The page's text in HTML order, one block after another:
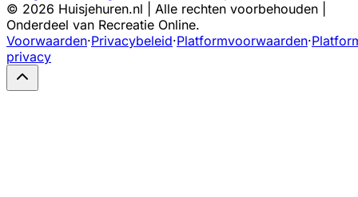
© 2026 Huisjehuren.nl | Alle rechten voorbehouden |
Onderdeel van Recreatie Online.
Voorwaarden·Privacybeleid·Platformvoorwaarden·
privacy